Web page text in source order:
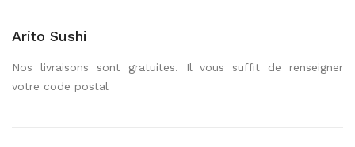
Arito Sushi
Nos livraisons sont gratuites. Il vous suffit de renseigner
votre code postal